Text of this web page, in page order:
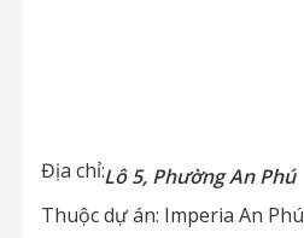
Địa chỉ:Lô 5, Phường An Phú
Thuộc dự án: Imperia An Phú